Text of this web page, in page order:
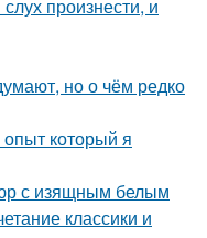
произнести, и
но о чём редко
опыт который я
с изящным белым
классики и